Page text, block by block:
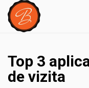
Top 3
de vizita